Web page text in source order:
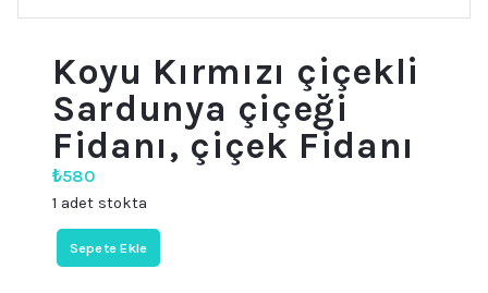
Koyu Kırmızı çiçekli
Sardunya çiçeği
Fidanı, çiçek Fidanı
₺580
1 adet stokta
Koyu
Kırmızı
çiçekli
Sepete Ekle